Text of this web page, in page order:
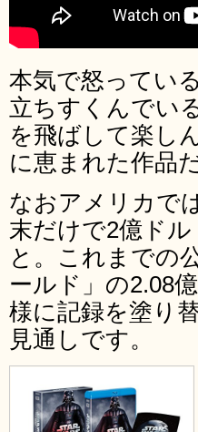
本気で怒ってい
立ちすくんでい
を飛ばして楽し
に恵まれた作品
なおアメリカで
末だけで2億ド
と。これまでの
ールド」の2.08
様に記録を塗り
見通しです。